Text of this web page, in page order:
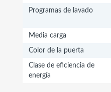
Programas de lavado
Media carga
Color de la puerta
Clase de eficiencia de
energía